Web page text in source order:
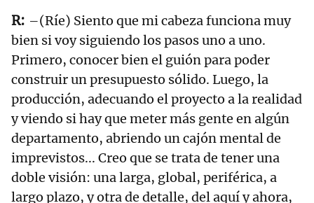
–(Ríe) Siento que mi cabeza funciona muy
bien si voy siguiendo los pasos uno a uno.
Primero, conocer bien el guión para poder
construir un presupuesto sólido. Luego, la
producción, adecuando el proyecto a la realidad
y viendo si hay que meter más gente en algún
departamento, abriendo un cajón mental de
imprevistos... Creo que se trata de tener una
doble visión: una larga, global, periférica, a
largo plazo, y otra de detalle, del aquí y ahora,